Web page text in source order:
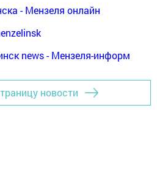
- Мензеля онлайн
news - Мензеля-информ
новости